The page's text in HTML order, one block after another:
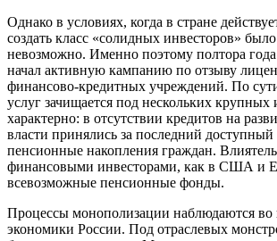
Однако в условиях, когда в стране
создать класс «солидных инвесторов»
невозможно. Именно поэтому полтора года
начал активную кампанию по отзыву
финансово-кредитных учреждений. По
услуг зачищается под нескольких крупных
характерно: в отсутствии кредитов на
власти принялись за последний доступный
пенсионные накопления граждан.
финансовыми инвесторами, как в США и
всевозможные пенсионные фонды.
Процессы монополизации наблюдаются во
экономики России. Под отраслевых